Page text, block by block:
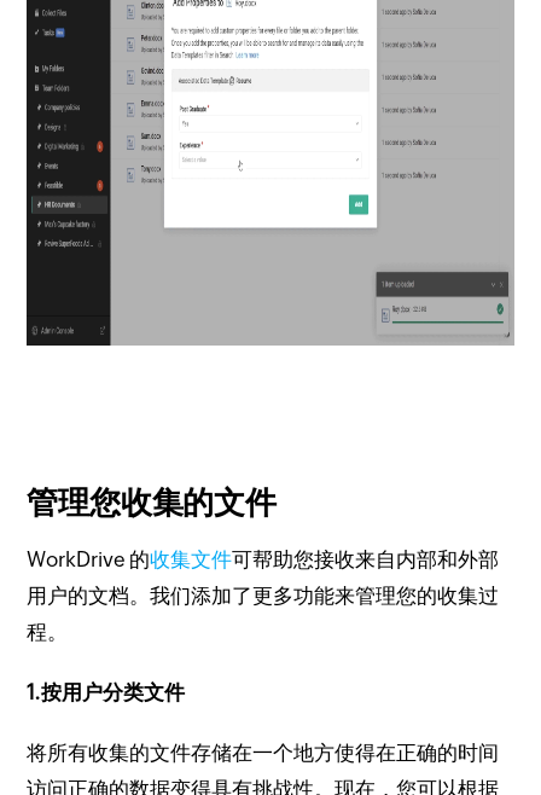
管理您收集的文件
WorkDrive 的收集文件可帮助您接收来自内部和外部
用户的文档。我们添加了更多功能来管理您的收集过
程。
1.按用户分类文件
将所有收集的文件存储在一个地方使得在正确的时间
访问正确的数据变得具有挑战性。现在，您可以根据